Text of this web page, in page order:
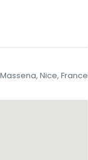
Nice, France